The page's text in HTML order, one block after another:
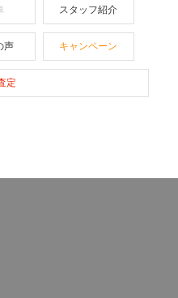
スタッフ紹介
声 キャンペーン
定